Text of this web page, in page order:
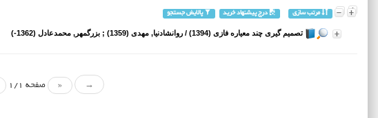
مرتب سازی درج پیشنهاد خرید پالایش جستجو
تصمیم گیری چند معیاره فازی (1394) / روانشادنیا, مهدی (1359) ; بزرگمهر, محمدعادل (1362-)
→
« صفحه 1/1